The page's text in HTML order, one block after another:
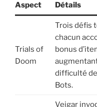
Aspect Détails
Trials of
Doom
Trois défis
chacun
bonus
difficulté
Bots.
Veigar